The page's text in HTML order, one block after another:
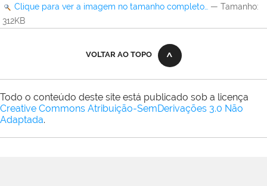
Clique para ver a imagem no tamanho completo… — Tamanho:
312KB
VOLTAR AO TOPO
Todo o conteúdo deste site está publicado sob a licença
Creative Commons Atribuição-SemDerivações 3.0 Não
Adaptada.